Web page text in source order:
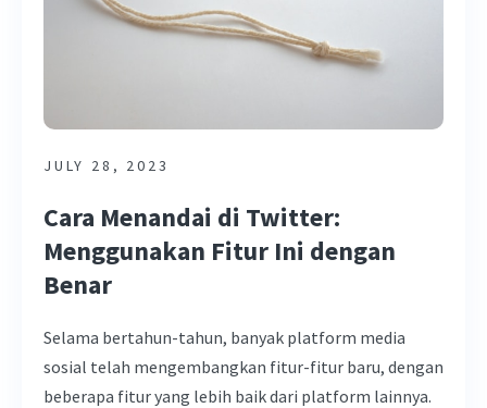
JULY 28, 2023
Cara Menandai di Twitter:
Menggunakan Fitur Ini dengan
Benar
Selama bertahun-tahun, banyak platform media
sosial telah mengembangkan fitur-fitur baru, dengan
beberapa fitur yang lebih baik dari platform lainnya.